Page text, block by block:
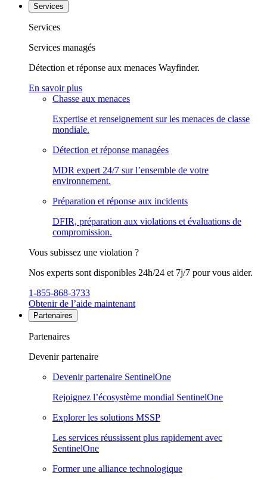
Services
Services
Services managés
Détection et réponse aux menaces Wayfinder.
En savoir plus
Chasse aux menaces
Expertise et renseignement sur les menaces de classe
mondiale.
Détection et réponse managées
MDR expert 24/7 sur l’ensemble de votre
environnement.
Préparation et réponse aux incidents
DFIR, préparation aux violations et évaluations de
compromission.
Vous subissez une violation ?
Nos experts sont disponibles 24h/24 et 7j/7 pour vous aider.
1-855-868-3733
Obtenir de l’aide maintenant
Partenaires
Partenaires
Devenir partenaire
Devenir partenaire SentinelOne
Rejoignez l’écosystème mondial SentinelOne
Explorer les solutions MSSP
Les services réussissent plus rapidement avec
SentinelOne
Former une alliance technologique